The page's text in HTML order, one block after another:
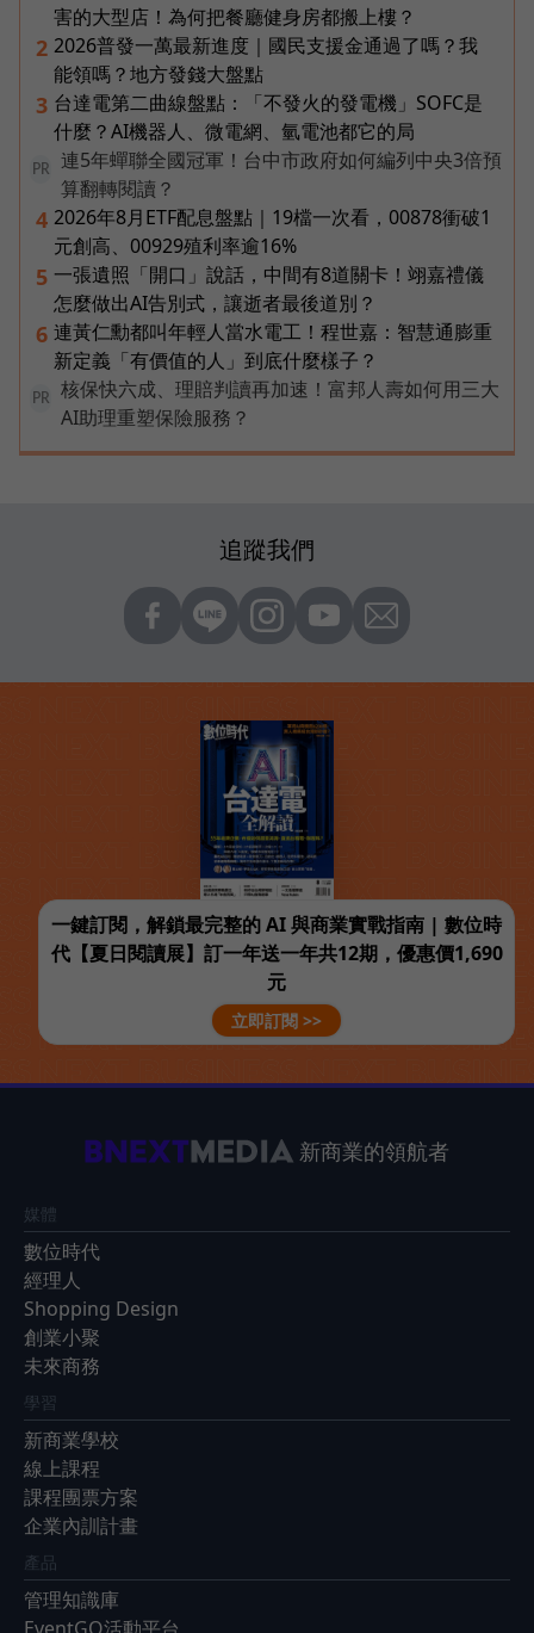
害的大型店！為何把餐廳健身房都搬上樓？
2 2026普發一萬最新進度｜國民支援金通過了嗎？我
能領嗎？地方發錢大盤點
3 台達電第二曲線盤點：「不發火的發電機」SOFC是
什麼？AI機器人、微電網、氫電池都它的局
PR
連5年蟬聯全國冠軍！台中市政府如何編列中央3倍預
算翻轉閱讀？
4 2026年8月ETF配息盤點｜19檔一次看，00878衝破1
元創高、00929殖利率逾16%
5 一張遺照「開口」說話，中間有8道關卡！翊嘉禮儀
怎麼做出AI告別式，讓逝者最後道別？
6 連黃仁勳都叫年輕人當水電工！程世嘉：智慧通膨重
新定義「有價值的人」到底什麼樣子？
PR
核保快六成、理賠判讀再加速！富邦人壽如何用三大
AI助理重塑保險服務？
追蹤我們
一鍵訂閱，解鎖最完整的 AI 與商業實戰指南 | 數位時
代【夏日閱讀展】訂一年送一年共12期，優惠價1,690
元
立即訂閱 >>
新商業的領航者
媒體
數位時代
經理人
Shopping Design
創業小聚
未來商務
學習
新商業學校
線上課程
課程團票方案
企業內訓計畫
產品
管理知識庫
EventGO活動平台